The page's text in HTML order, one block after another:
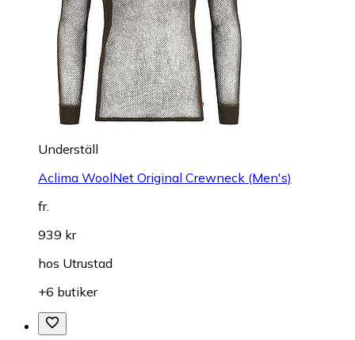
Underställ
Aclima WoolNet Original Crewneck (Men's)
fr.
939 kr
hos Utrustad
+6 butiker